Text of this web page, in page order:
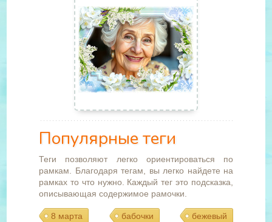
Популярные теги
Теги позволяют легко ориентироваться по
рамкам. Благодаря тегам, вы легко найдете на
рамках то что нужно. Каждый тег это подсказка,
описывающая содержимое рамочки.
8 марта бабочки бежевый